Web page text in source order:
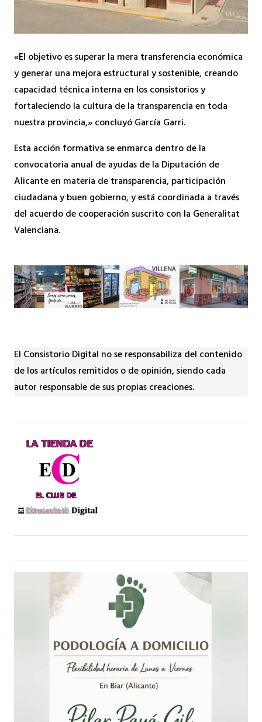
«El objetivo es superar la mera transferencia económica
y generar una mejora estructural y sostenible, creando
capacidad técnica interna en los consistorios y
fortaleciendo la cultura de la transparencia en toda
nuestra provincia,» concluyó García Garri.
Esta acción formativa se enmarca dentro de la
convocatoria anual de ayudas de la Diputación de
Alicante en materia de transparencia, participación
ciudadana y buen gobierno, y está coordinada a través
del acuerdo de cooperación suscrito con la Generalitat
Valenciana.
El Consistorio Digital no se responsabiliza del contenido
de los artículos remitidos o de opinión, siendo cada
autor responsable de sus propias creaciones.